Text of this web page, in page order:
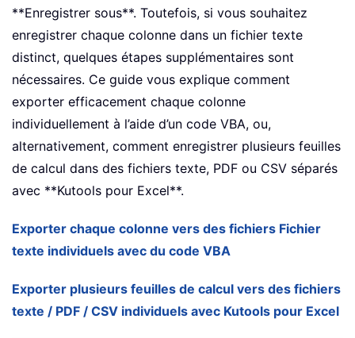
**Enregistrer sous**. Toutefois, si vous souhaitez
enregistrer chaque colonne dans un fichier texte
distinct, quelques étapes supplémentaires sont
nécessaires. Ce guide vous explique comment
exporter efficacement chaque colonne
individuellement à l’aide d’un code VBA, ou,
alternativement, comment enregistrer plusieurs feuilles
de calcul dans des fichiers texte, PDF ou CSV séparés
avec **Kutools pour Excel**.
Exporter chaque colonne vers des fichiers Fichier
texte individuels avec du code VBA
Exporter plusieurs feuilles de calcul vers des fichiers
texte / PDF / CSV individuels avec Kutools pour Excel